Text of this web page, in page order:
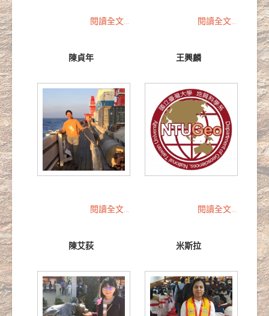
閱讀全文... 閱讀全文...
陳貞年
閱讀全文...
王興麟
閱讀全文...
陳艾荻 米斯拉